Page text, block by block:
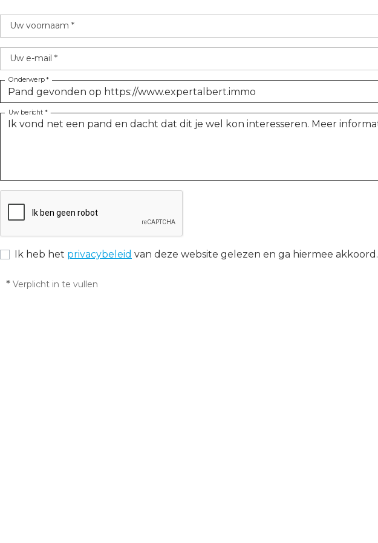
Uw voornaam *
Uw e-mail *
Onderwerp *
Uw bericht *
Ik heb het privacybeleid van deze website gelezen en ga hiermee akkoord.
* Verplicht in te vullen